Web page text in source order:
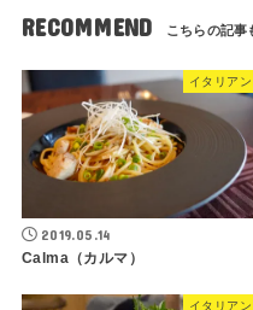
RECOMMEND
イタリアン
2019.05.14
Calma（カルマ）
イタリアン